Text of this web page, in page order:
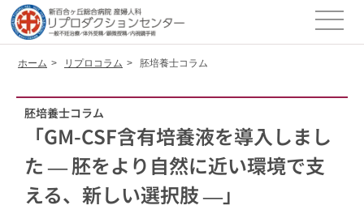
ホーム リプロコラム 胚培養士コラム
胚培養士コラム
「GM-CSF含有培養液を導入しまし
た ― 胚をより自然に近い環境で支
える、新しい選択肢 ―」